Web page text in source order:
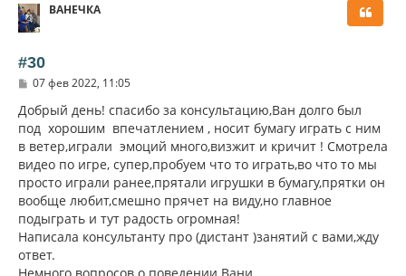
у
а
ч
а
л
ВАНЕЧКА
#30
С
о
б
щ
е
и
е
07 фев 2022, 11:05
Добрый день! спасибо за консультацию,Ван долго был
под хорошим впечатлением , носит бумагу играть с ним
в ветер,играли эмоций много,визжит и кричит ! Смотрела
видео по игре, супер,пробуем что то играть,во что то мы
просто играли ранее,прятали игрушки в бумагу,прятки он
вообще любит,смешно прячет на виду,но главное
подыграть и тут радость огромная!
Написала консультанту про (дистант )занятий с вами,жду
ответ.
Немного вопросов о поведении Вани.